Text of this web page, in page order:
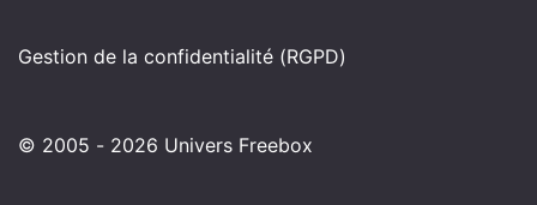
Gestion de la confidentialité (RGPD)
© 2005 - 2026 Univers Freebox